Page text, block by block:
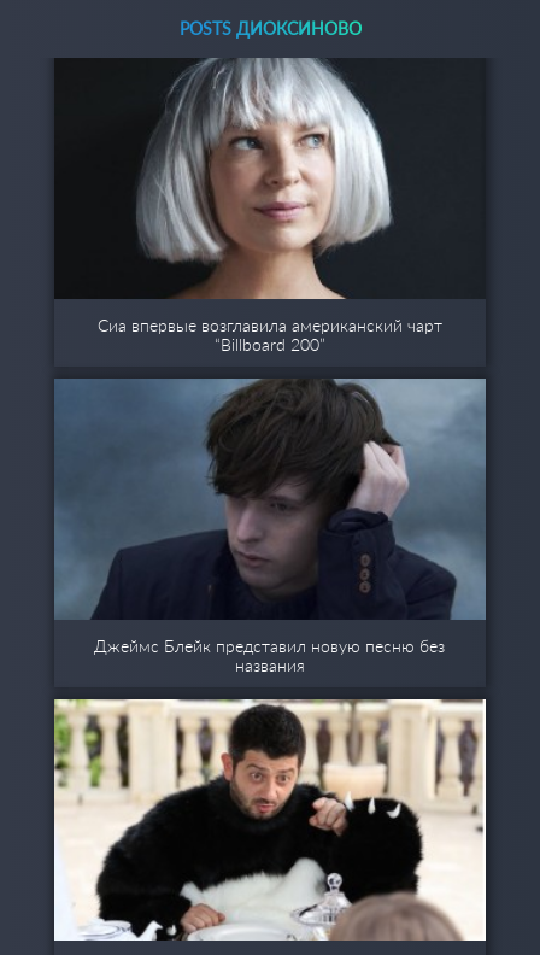
POSTS ДИОКСИНОВО
Сиа впервые возглавила американский чарт
“Billboard 200”
Джеймс Блейк представил новую песню без
названия